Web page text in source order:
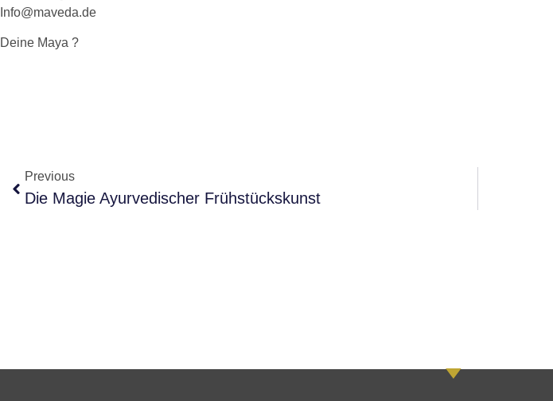
Info@maveda.de
Deine Maya ?
Previous
Die Magie Ayurvedischer Frühstückskunst